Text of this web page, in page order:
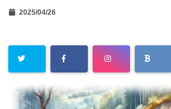
2025/04/26